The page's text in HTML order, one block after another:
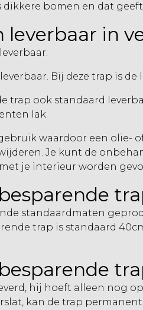
bomen en dat
leverbaar in
Bij deze trap is
ook standaard
lak.
waardoor een olie-
Je kunt de
je interieur worden
standaardmaten
trap is standaard
hij hoeft alleen nog
kan de trap